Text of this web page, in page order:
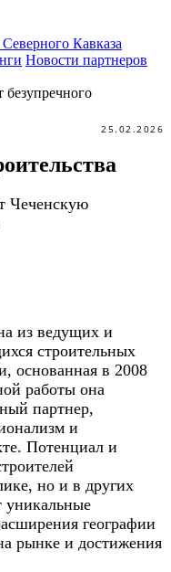
Кавказа
Новости партнеров
25.02.2026
Чеченскую
из ведущих и
строительных
основанная в 2008
работы она
партнер,
и
Потенциал и
но и в других
уникальные
географии
рынке и достижения